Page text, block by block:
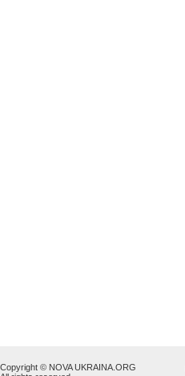
Copyright © NOVA UKRAINA.ORG